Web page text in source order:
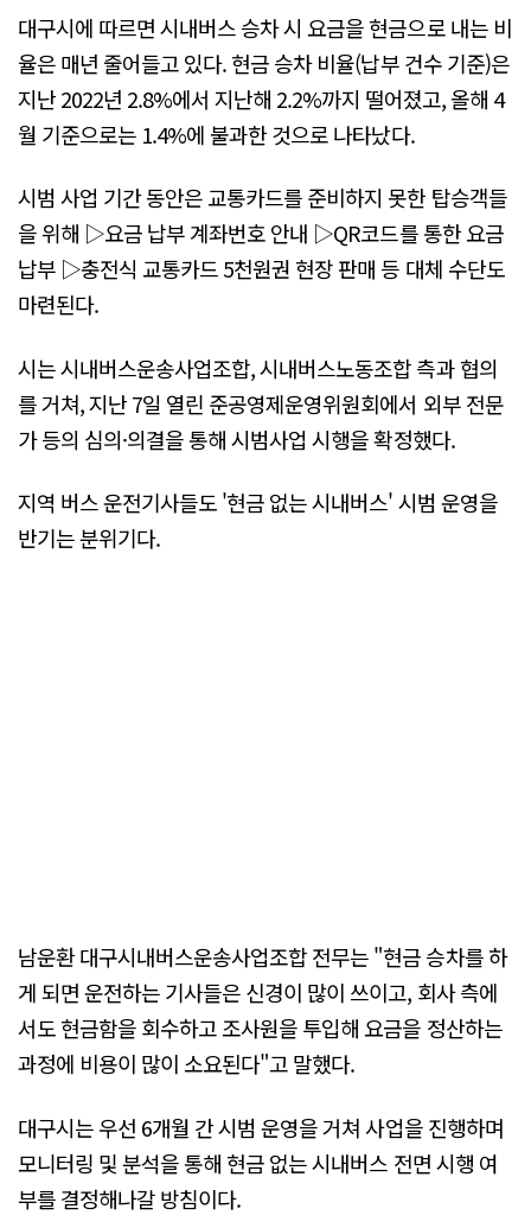
대구시에 따르면 시내버스 승차 시 요금을 현금으로 내는 비
율은 매년 줄어들고 있다. 현금 승차 비율(납부 건수 기준)은
지난 2022년 2.8%에서 지난해 2.2%까지 떨어졌고, 올해 4
월 기준으로는 1.4%에 불과한 것으로 나타났다.
시범 사업 기간 동안은 교통카드를 준비하지 못한 탑승객들
을 위해 ▷요금 납부 계좌번호 안내 ▷QR코드를 통한 요금
납부 ▷충전식 교통카드 5천원권 현장 판매 등 대체 수단도
마련된다.
시는 시내버스운송사업조합, 시내버스노동조합 측과 협의
를 거쳐, 지난 7일 열린 준공영제운영위원회에서 외부 전문
가 등의 심의·의결을 통해 시범사업 시행을 확정했다.
지역 버스 운전기사들도 '현금 없는 시내버스' 시범 운영을
반기는 분위기다.
남운환 대구시내버스운송사업조합 전무는 "현금 승차를 하
게 되면 운전하는 기사들은 신경이 많이 쓰이고, 회사 측에
서도 현금함을 회수하고 조사원을 투입해 요금을 정산하는
과정에 비용이 많이 소요된다"고 말했다.
대구시는 우선 6개월 간 시범 운영을 거쳐 사업을 진행하며
모니터링 및 분석을 통해 현금 없는 시내버스 전면 시행 여
부를 결정해나갈 방침이다.